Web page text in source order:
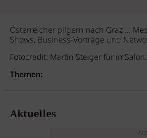
Österreicher pilgern nach Graz ...
Shows, Business-Vorträge und
Fotocredit: Martin Steiger für
Themen:
Aktuelles